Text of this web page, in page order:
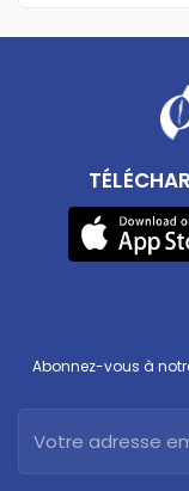
Abonnez-vous à